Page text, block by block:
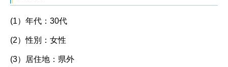
(1）年代：30代
(2）性別：女性
(3）居住地：県外